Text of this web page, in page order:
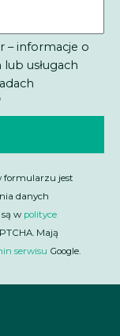
– informacje o
usługach
formularzu jest
danych
w polityce
Mają
serwisu Google.